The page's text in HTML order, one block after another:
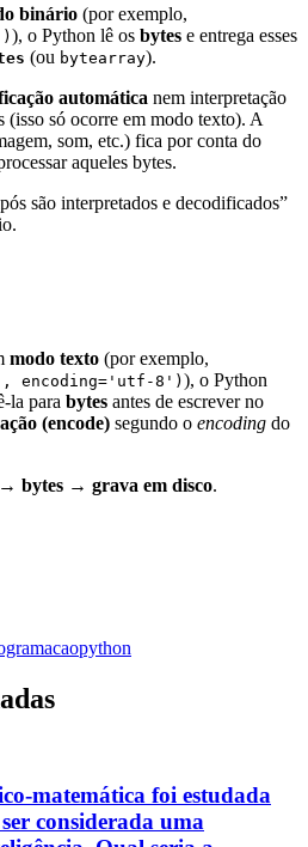
binário (por exemplo,
), o Python lê os bytes e entrega esses
(ou bytearray).
automática nem interpretação
(isso só ocorre em modo texto). A
som, etc.) fica por conta do
aqueles bytes.
são interpretados e decodificados”
modo texto (por exemplo,
encoding='utf-8') ), o Python
la para bytes antes de escrever no
(encode) segundo o encoding do
bytes → grava em disco.
python
matemática foi estudada
considerada uma